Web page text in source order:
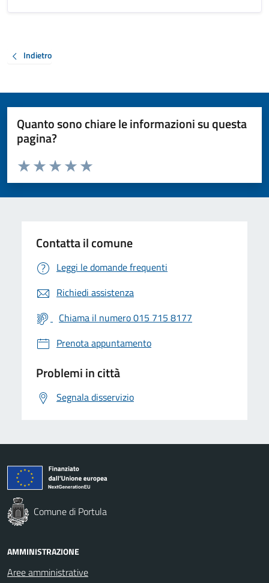
Indietro
Quanto sono chiare le informazioni su questa
pagina?
Valuta da 1 a 5 stelle la pagina
Valuta 5 stelle su 5
Valuta 4 stelle su 5
Valuta 3 stelle su 5
Valuta 2 stelle su 5
Valuta 1 stelle su 5
Contatta il comune
Leggi le domande frequenti
Richiedi assistenza
Chiama il numero 015 715 8177
Prenota appuntamento
Problemi in città
Segnala disservizio
Comune di Portula
AMMINISTRAZIONE
Aree amministrative